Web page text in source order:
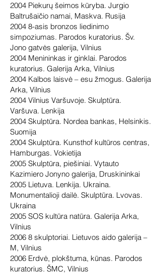
2004 Piekurų šeimos kūryba. Jurgio
Baltrušaičio namai, Maskva. Rusija
2004 8-asis bronzos liedinimo
simpoziumas. Parodos kuratorius. Šv.
Jono gatvės galerija, Vilnius
2004 Menininkas ir ginklai. Parodos
kuratorius. Galerija Arka, Vilnius
2004 Kalbos laisvė – esu žmogus. Galerija
Arka, Vilnius
2004 Vilnius Varšuvoje. Skulptūra.
Varšuva. Lenkija
2004 Skulptūra. Nordea bankas, Helsinkis.
Suomija
2004 Skulptūra. Kunsthof kultūros centras,
Hamburgas. Vokietija
2005 Skulptūra, piešiniai. Vytauto
Kazimiero Jonyno galerija, Druskininkai
2005 Lietuva. Lenkija. Ukraina.
Monumentalioji dailė. Skulptūra. Lvovas.
Ukraina
2005 SOS kultūra natūra. Galerija Arka,
Vilnius
2006 8 skulptoriai. Lietuvos aido galerija –
M, Vilnius
2006 Erdvė, plokštuma, kūnas. Parodos
kuratorius. ŠMC, Vilnius